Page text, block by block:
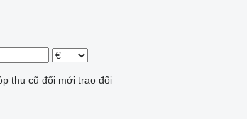
thu cũ đổi mới trao đổi